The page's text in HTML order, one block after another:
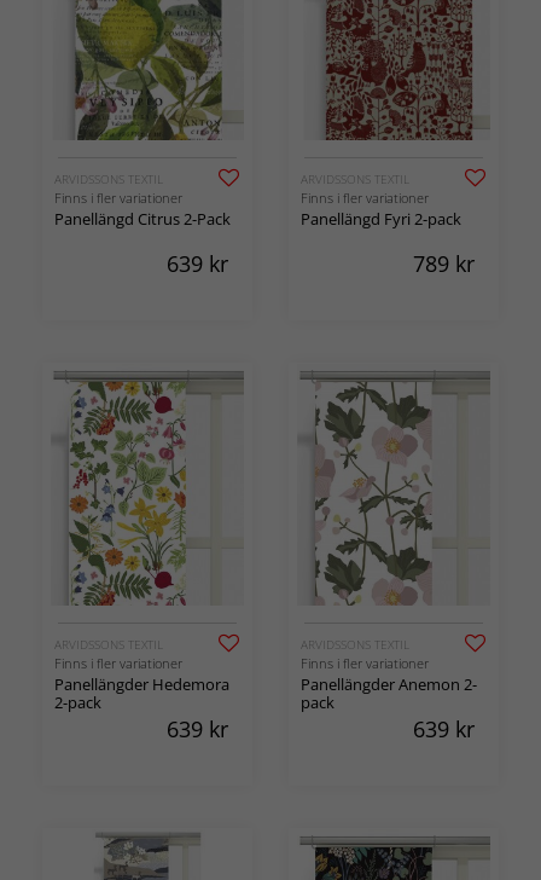
ARVIDSSONS TEXTIL
Finns i fler variationer
Panellängd Citrus 2-Pack
639 kr
ARVIDSSONS TEXTIL
Finns i fler variationer
Panellängd Fyri 2-pack
789 kr
ARVIDSSONS TEXTIL
Finns i fler variationer
Panellängder Hedemora
2-pack
639 kr
ARVIDSSONS TEXTIL
Finns i fler variationer
Panellängder Anemon 2-
pack
639 kr